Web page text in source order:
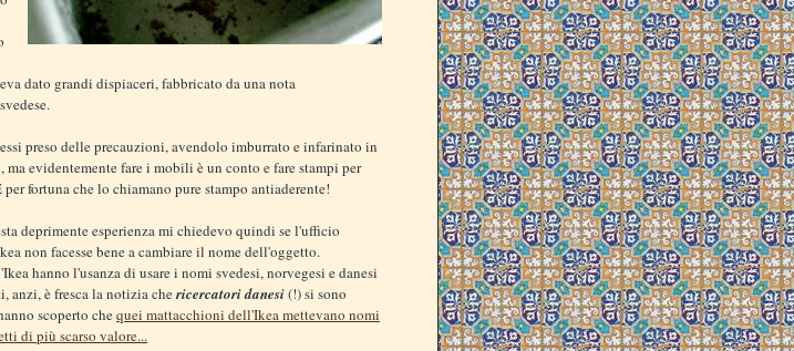
dato grandi dispiaceri, fabbricato da una nota
preso delle precauzioni, avendolo imburrato e infarinato in
ma evidentemente fare i mobili è un conto e fare stampi per
fortuna che lo chiamano pure stampo antiaderente!
deprimente esperienza mi chiedevo quindi se l'ufficio
non facesse bene a cambiare il nome dell'oggetto.
hanno l'usanza di usare i nomi svedesi, norvegesi e danesi
anzi, è fresca la notizia chericercatori danesi(!) si sono
scoperto chequei mattacchioni dell'Ikea mettevano nomi
di più scarso valore...